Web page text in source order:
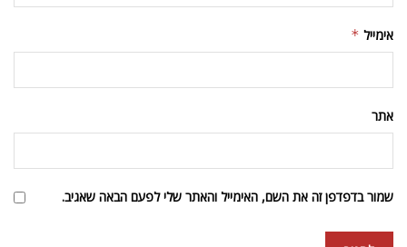
אימייל *
אתר
שמור בדפדפן זה את השם, האימייל והאתר שלי לפעם הבאה שאגיב.